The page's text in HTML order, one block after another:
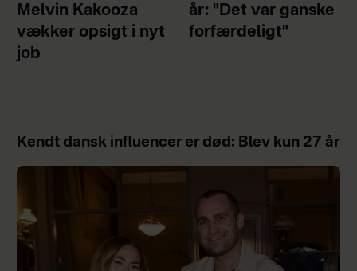
Melvin Kakooza
vækker opsigt i nyt
job
år: "Det var ganske
forfærdeligt"
Kendt dansk influencer er død: Blev kun 27 år